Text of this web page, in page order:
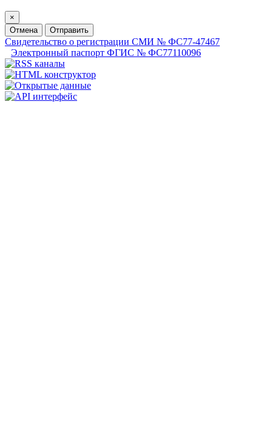
×
Отмена
Отправить
Свидетельство о регистрации СМИ № ФС77-47467
Электронный паспорт ФГИС № ФС77110096